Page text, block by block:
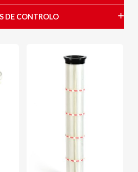
DE CONTROLO